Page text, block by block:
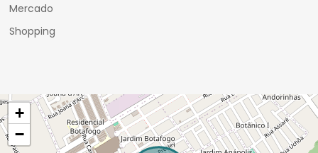
Mercado
Shopping
+
−